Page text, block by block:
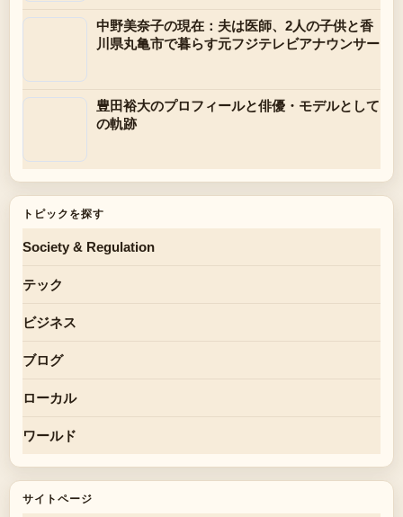
中野美奈子の現在：夫は医師、2人の子供と香
川県丸亀市で暮らす元フジテレビアナウンサー
豊田裕大のプロフィールと俳優・モデルとして
の軌跡
トピックを探す
Society & Regulation
テック
ビジネス
ブログ
ローカル
ワールド
サイトページ